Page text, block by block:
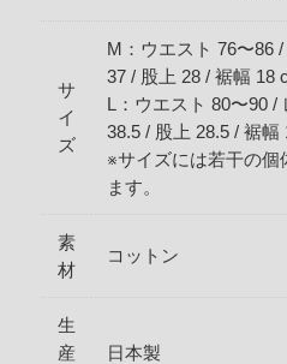
サ
イ
ズ
M：ウエスト 76〜86
37 / 股上 28 / 裾幅 18
L：ウエスト 80〜90 /
38.5 / 股上 28.5 / 裾幅
※サイズには若干の個
ます。
素
材
コットン
生
産
日本製